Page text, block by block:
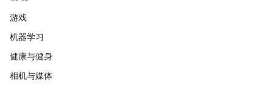
游戏
机器学习
健康与健身
相机与媒体